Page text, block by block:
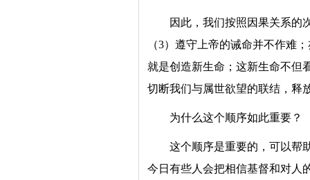
因此，我们按照因果关系的
（3）遵守上帝的诫命并不作难
就是创造新生命；这新生命不但
切断我们与属世欲望的联结，释
为什么这个顺序如此重要？
这个顺序是重要的，可以帮
今日有些人会把相信基督和对人